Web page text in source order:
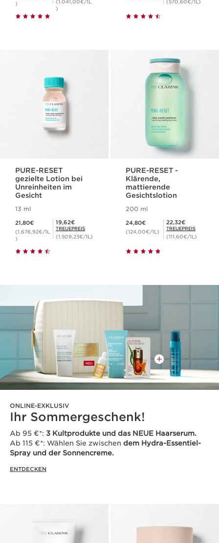
)
(1.041,00€/1L
)
(570,60€/1L)
PURE-RESET
gezielte Lotion bei
Unreinheiten im
Gesicht
13 ml
21,80€
(1.676,92€/1L
)
Mitgliederpreis 19,62€
19,62€
TREUEPREIS
(1.509,23€/1L)
PURE-RESET -
Klärende,
mattierende
Gesichtslotion
200 ml
24,80€
(124,00€/1L)
Mitgliederpreis 22,32€
22,32€
TREUEPREIS
(111,60€/1L)
ONLINE-EXKLUSIV
Ihr Sommergeschenk!
Ab 95 €*: 3 Kultprodukte und das NEUE Haarserum.
Ab 115 €*: Wählen Sie zwischen dem Hydra-Essentiel-
Spray und der Sonnencreme.
ENTDECKEN